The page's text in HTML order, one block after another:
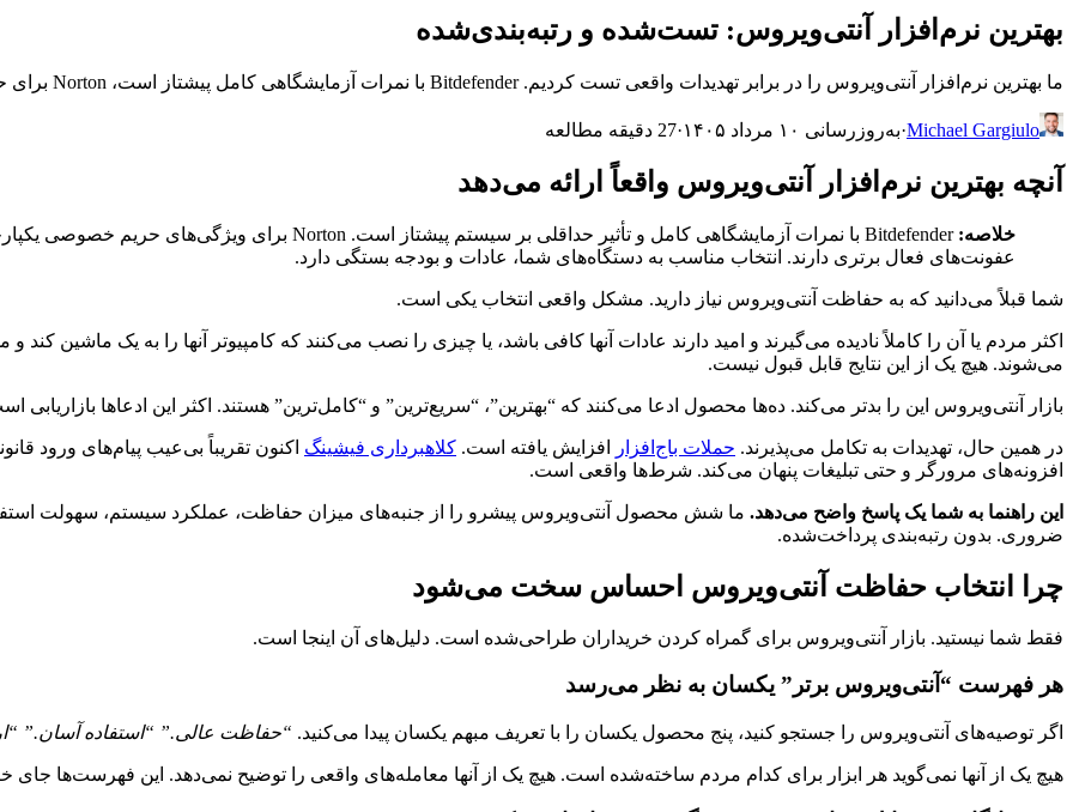
بهترین نرم‌افزار آنتی‌ویروس: تست‌شده و رتبه‌بندی‌شده
ما بهترین نرم‌افزار آنتی‌ویروس را در برابر تهدیدات واقعی تست کردیم. Bitdefender با نمرات آزمایشگاهی کامل پیشتاز است، Norton برای حریم خصوصی، ESET برای سرعت. برای شما مناسب را بیابید.
Michael Gargiulo
·به‌روزرسانی ۱۰ مرداد ۱۴۰۵ ·27 دقیقه مطالعه
آنچه بهترین نرم‌افزار آنتی‌ویروس واقعاً ارائه می‌دهد
خلاصه:
عفونت‌های فعال برتری دارند. انتخاب مناسب به دستگاه‌های شما، عادات و بودجه بستگی دارد.
شما قبلاً می‌دانید که به حفاظت آنتی‌ویروس نیاز دارید. مشکل واقعی انتخاب یکی است.
اکثر مردم یا آن را کاملاً نادیده می‌گیرند و امید دارند عادات آنها کافی باشد، یا چیزی را نصب می‌کنند که کامپیوتر آنها را به یک ماشین
می‌شوند. هیچ یک از این نتایج قابل قبول نیست.
بازار آنتی‌ویروس این را بدتر می‌کند. ده‌ها محصول ادعا می‌کنند که “بهترین”، “سریع‌ترین” و “کامل‌ترین” هستند. اکثر این ادعاها بازاریابی
در همین حال، تهدیدات به تکامل می‌پذیرند. حملات باج‌افزار افزایش یافته است. کلاهبرداری فیشینگ اکنون تقریباً بی‌عیب پیام‌های ورود
افزونه‌های مرورگر و حتی تبلیغات پنهان می‌کند. شرط‌ها واقعی است.
این راهنما به شما یک پاسخ واضح می‌دهد. ما شش محصول آنتی‌ویروس پیشرو را از جنبه‌های میزان حفاظت، عملکرد سیستم، سهولت
ضروری. بدون رتبه‌بندی پرداخت‌شده.
چرا انتخاب حفاظت آنتی‌ویروس احساس سخت می‌شود
فقط شما نیستید. بازار آنتی‌ویروس برای گمراه کردن خریداران طراحی‌شده است. دلیل‌های آن اینجا است.
هر فهرست “آنتی‌ویروس برتر” یکسان به نظر می‌رسد
اگر توصیه‌های آنتی‌ویروس را جستجو کنید، پنج محصول یکسان را با تعریف مبهم یکسان پیدا می‌کنید. “حفاظت عالی.” “استفاده آسان.”
هیچ یک از آنها نمی‌گوید هر ابزار برای کدام مردم ساخته‌شده است. هیچ یک از آنها معامله‌های واقعی را توضیح نمی‌دهد. این فهرست‌ها جای